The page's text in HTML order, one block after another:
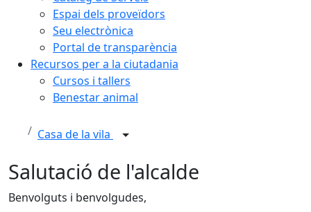
Espai dels proveïdors
Seu electrònica
Portal de transparència
Recursos per a la ciutadania
Cursos i tallers
Benestar animal
Casa de la vila
Salutació de l'alcalde
Benvolguts i benvolgudes,